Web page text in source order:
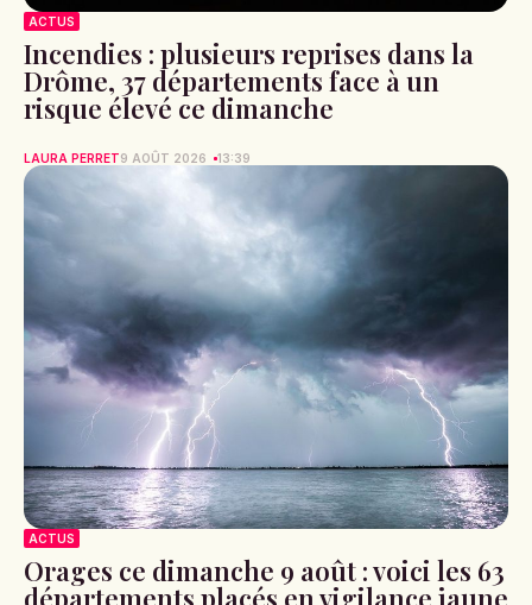
ACTUS
Incendies : plusieurs reprises dans la
Drôme, 37 départements face à un
risque élevé ce dimanche
LAURA PERRET9 AOÛT 2026 13:39
ACTUS
Orages ce dimanche 9 août : voici les 63